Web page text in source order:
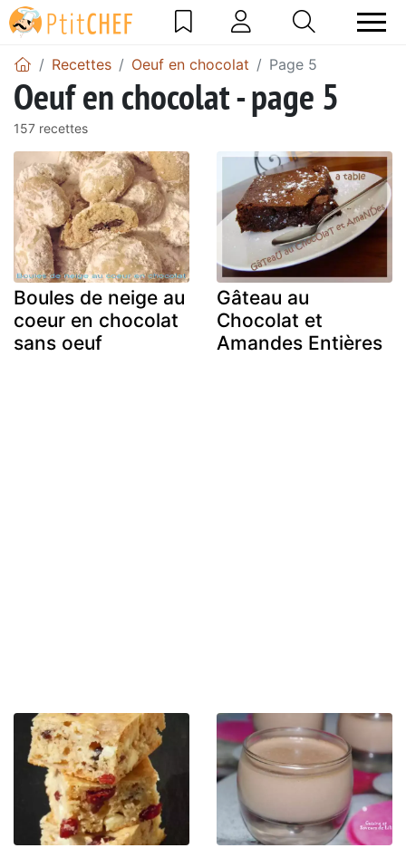
Recettes Oeuf en chocolat Page 5
Oeuf en chocolat - page 5
157 recettes
Boules de neige au
coeur en chocolat
sans oeuf
Gâteau au
Chocolat et
Amandes Entières